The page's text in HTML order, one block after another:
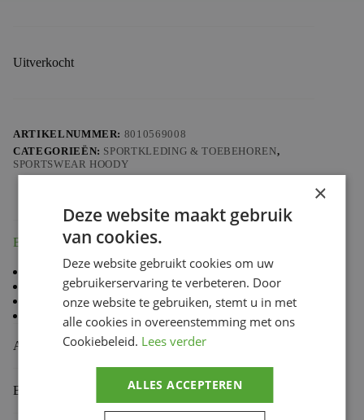
Uitverkocht
ARTIKELNUMMER: 8010569008
CATEGORIEËN: SPORTKLEDING & TOEBEHOREN,
SPORTSWEAR HOODY
Beschrijving
80% Cotton 20% Polyester
Mid Weight Brushed
Back Fleece
Self Fabric Lined Hood
Aanvullende informatie
Beoordelingen (0)
×
Deze website maakt gebruik
van cookies.
Deze website gebruikt cookies om uw
gebruikerservaring te verbeteren. Door
onze website te gebruiken, stemt u in met
alle cookies in overeenstemming met ons
Cookiebeleid. Lees verder
ALLES ACCEPTEREN